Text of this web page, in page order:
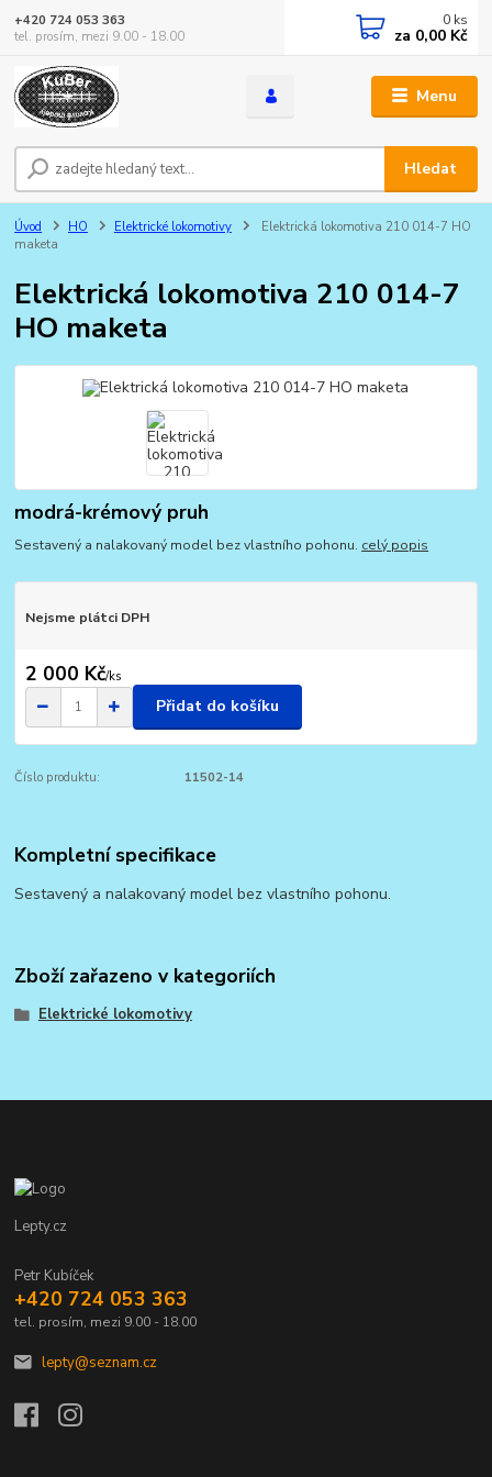
Menu
Hledat
+420 724 053 363
tel. prosím, mezi 9.00 - 18.00
0 ks
za 0,00 Kč
Úvod HO Elektrické lokomotivy
Elektrická lokomotiva 210 014-7 HO
maketa
Elektrická lokomotiva 210 014-7
HO maketa
modrá-krémový pruh
Sestavený a nalakovaný model bez vlastního pohonu. celý popis
Nejsme plátci DPH
2 000 Kč/ks
Přidat do košíku
Číslo produktu: 11502-14
Kompletní specifikace
Sestavený a nalakovaný model bez vlastního pohonu.
Zboží zařazeno v kategoriích
Elektrické lokomotivy
Lepty.cz
Petr Kubíček
+420 724 053 363
tel. prosím, mezi 9.00 - 18.00
lepty@seznam.cz